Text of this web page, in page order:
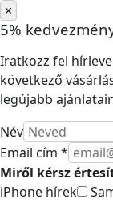
×
5%
Iratkozz fel
következő
legújabb
Név
Email cím *
Miről kérsz
iPhone hírek